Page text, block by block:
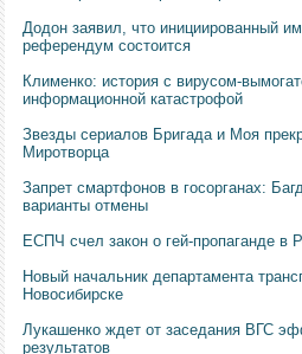
Додон заявил, что инициированный
референдум состоится
Клименко: история с вирусом-
информационной катастрофой
Звезды сериалов Бригада и Моя
Миротворца
Запрет смартфонов в госорганах:
варианты отмены
ЕСПЧ счел закон о гей-пропаганде в
Новый начальник департамента
Новосибирске
Лукашенко ждет от заседания ВГС
результатов